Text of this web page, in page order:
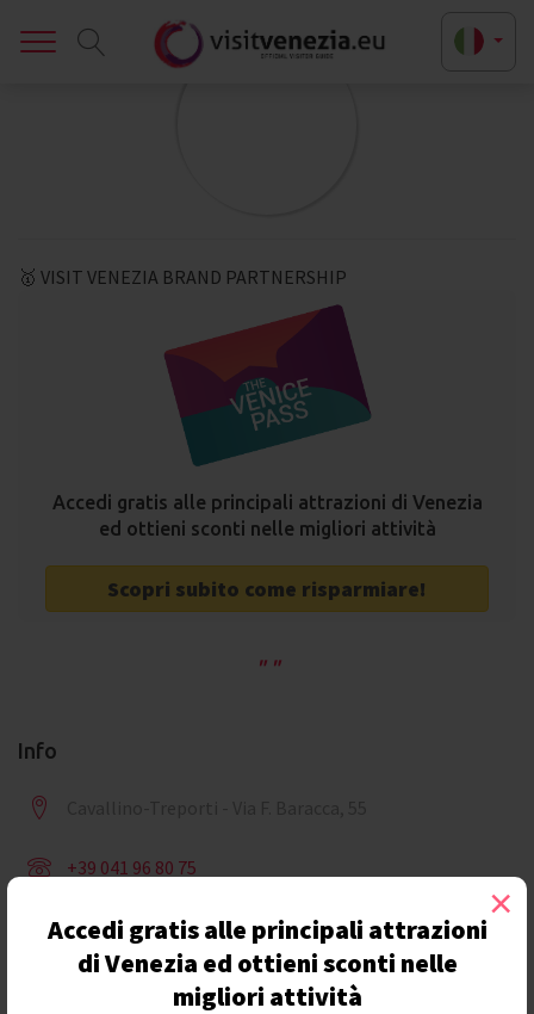
Accedi gratis alle principali attrazioni
di Venezia ed ottieni sconti nelle
migliori attività
×
🥇 VISIT VENEZIA BRAND PARTNERSHIP
Accedi gratis alle principali attrazioni di Venezia
ed ottieni sconti nelle migliori attività
Scopri subito come risparmiare!
Info
+39 041 96 80 75
info@gardenparadiso.it